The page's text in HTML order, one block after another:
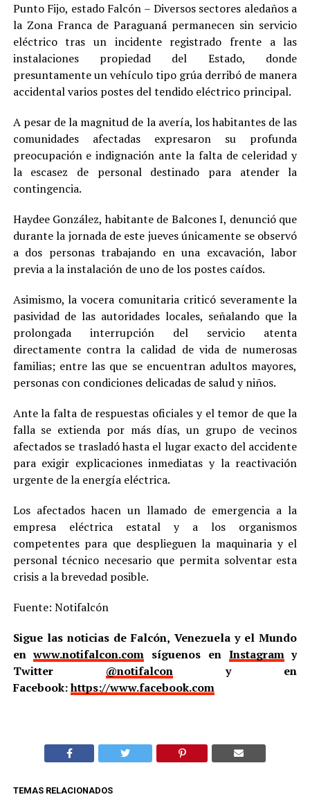
Punto Fijo, estado Falcón – Diversos sectores aledaños a
la Zona Franca de Paraguaná permanecen sin servicio
eléctrico tras un incidente registrado frente a las
instalaciones propiedad del Estado, donde
presuntamente un vehículo tipo grúa derribó de manera
accidental varios postes del tendido eléctrico principal.
A pesar de la magnitud de la avería, los habitantes de las
comunidades afectadas expresaron su profunda
preocupación e indignación ante la falta de celeridad y
la escasez de personal destinado para atender la
contingencia.
Haydee González, habitante de Balcones I, denunció que
durante la jornada de este jueves únicamente se observó
a dos personas trabajando en una excavación, labor
previa a la instalación de uno de los postes caídos.
Asimismo, la vocera comunitaria criticó severamente la
pasividad de las autoridades locales, señalando que la
prolongada interrupción del servicio atenta
directamente contra la calidad de vida de numerosas
familias; entre las que se encuentran adultos mayores,
personas con condiciones delicadas de salud y niños.
Ante la falta de respuestas oficiales y el temor de que la
falla se extienda por más días, un grupo de vecinos
afectados se trasladó hasta el lugar exacto del accidente
para exigir explicaciones inmediatas y la reactivación
urgente de la energía eléctrica.
Los afectados hacen un llamado de emergencia a la
empresa eléctrica estatal y a los organismos
competentes para que desplieguen la maquinaria y el
personal técnico necesario que permita solventar esta
crisis a la brevedad posible.
Fuente: Notifalcón
Sigue las noticias de Falcón, Venezuela y el Mundo
enwww.notifalcon.com síguenos en Instagramy
Twitter @notifalcony en
Facebook:https://www.facebook.com
TEMAS RELACIONADOS